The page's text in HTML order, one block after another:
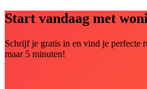
Start vandaag met
Schrijf je gratis in en vind je perfecte
maar 5 minuten!